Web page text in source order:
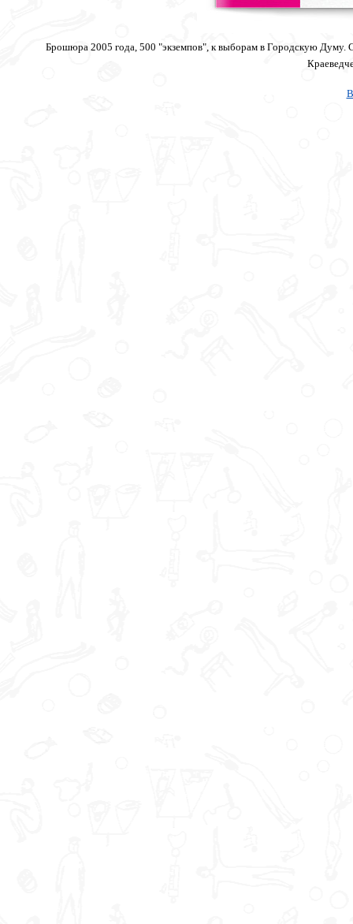
Брошюра 2005 года, 500 "экземпов", к выборам в Городскую Думу.